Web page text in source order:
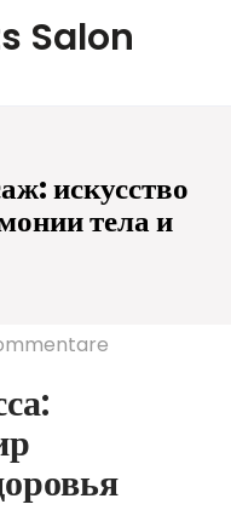
Salon
искусство
тела и